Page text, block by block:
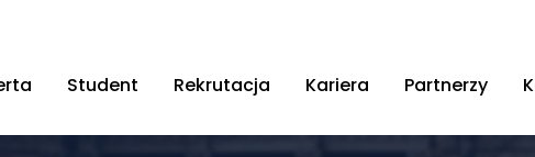
Student Rekrutacja Kariera Partnerzy